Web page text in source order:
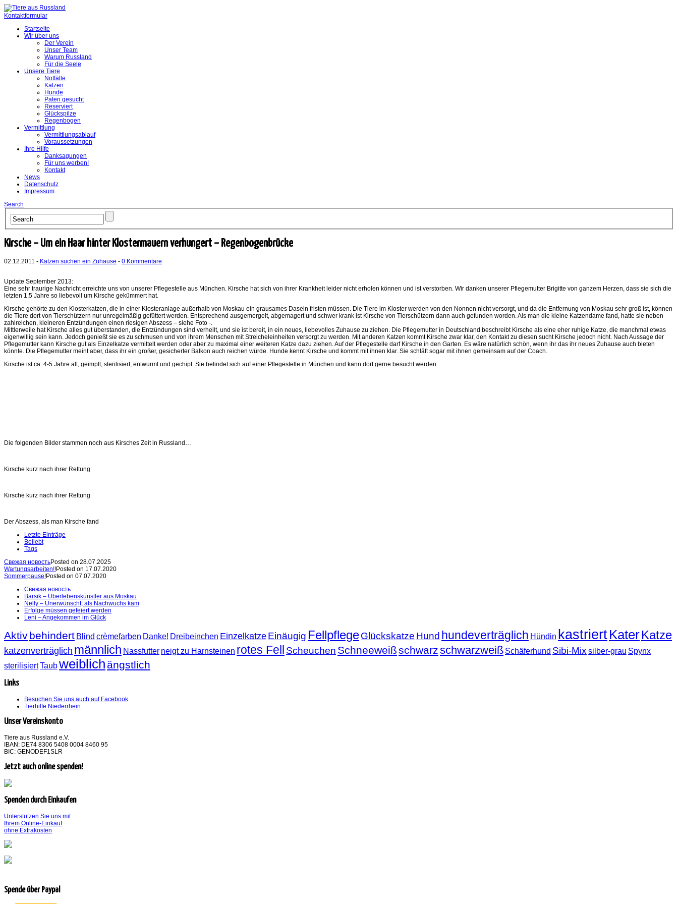
Kontaktformular
Startseite
Wir über uns
Der Verein
Unser Team
Warum Russland
Für die Seele
Unsere Tiere
Notfälle
Katzen
Hunde
Paten gesucht
Reserviert
Glückspilze
Regenbogen
Vermittlung
Vermittlungsablauf
Voraussetzungen
Ihre Hilfe
Danksagungen
Für uns werben!
Kontakt
News
Datenschutz
Impressum
Search
Kirsche – Um ein Haar hinter Klostermauern verhungert – Regenbogenbrücke
02.12.2011 - Katzen suchen ein Zuhause - 0 Kommentare
Update September 2013:
Eine sehr traurige Nachricht erreichte uns von unserer Pflegestelle aus München. Kirsche hat sich von ihrer Krankheit leider nicht erholen können und ist verstorben. Wir danken unserer Pflegemutter Brigitte von ganzem Herzen, dass sie sich die
letzten 1,5 Jahre so liebevoll um Kirsche gekümmert hat.
Kirsche gehörte zu den Klosterkatzen, die in einer Klosteranlage außerhalb von Moskau ein grausames Dasein fristen müssen. Die Tiere im Kloster werden von den Nonnen nicht versorgt, und da die Entfernung von Moskau sehr groß ist, können
die Tiere dort von Tierschützern nur unregelmäßig gefüttert werden. Entsprechend ausgemergelt, abgemagert und schwer krank ist Kirsche von Tierschützern dann auch gefunden worden. Als man die kleine Katzendame fand, hatte sie neben
zahlreichen, kleineren Entzündungen einen riesigen Abszess – siehe Foto -.
Mittlerweile hat Kirsche alles gut überstanden, die Entzündungen sind verheilt, und sie ist bereit, in ein neues, liebevolles Zuhause zu ziehen. Die Pflegemutter in Deutschland beschreibt Kirsche als eine eher ruhige Katze, die manchmal etwas
eigenwillig sein kann. Jedoch genießt sie es zu schmusen und von ihrem Menschen mit Streicheleinheiten versorgt zu werden. Mit anderen Katzen kommt Kirsche zwar klar, den Kontakt zu diesen sucht Kirsche jedoch nicht. Nach Aussage der
Pflegemutter kann Kirsche gut als Einzelkatze vermittelt werden oder aber zu maximal einer weiteren Katze dazu ziehen. Auf der Pflegestelle darf Kirsche in den Garten. Es wäre natürlich schön, wenn ihr das ihr neues Zuhause auch bieten
könnte. Die Pflegemutter meint aber, dass ihr ein großer, gesicherter Balkon auch reichen würde. Hunde kennt Kirsche und kommt mit ihnen klar. Sie schläft sogar mit ihnen gemeinsam auf der Coach.
Kirsche ist ca. 4-5 Jahre alt, geimpft, sterilisiert, entwurmt und gechipt. Sie befindet sich auf einer Pflegestelle in München und kann dort gerne besucht werden
Die folgenden Bilder stammen noch aus Kirsches Zeit in Russland…
Kirsche kurz nach ihrer Rettung
Kirsche kurz nach ihrer Rettung
Der Abszess, als man Kirsche fand
Letzte Einträge
Beliebt
Tags
Свежая новостьPosted on 28.07.2025
Wartungsarbeiten!!Posted on 17.07.2020
Sommerpause!Posted on 07.07.2020
Свежая новость
Barsik – Überlebenskünstler aus Moskau
Nelly – Unerwünscht, als Nachwuchs kam
Erfolge müssen gefeiert werden
Leni – Angekommen im Glück
Aktivbehindert Blind crèmefarben Danke! Dreibeinchen Einzelkatze Einäugig FellpflegeGlückskatze Hund hundeverträglich Hündin kastriertKaterKatze
katzenverträglich männlich Nassfutter neigt zu Harnsteinen rotes Fell Scheuchen Schneeweißschwarzschwarzweiß Schäferhund Sibi-Mix silber-grau Spynx
sterilisiertTaubweiblich ängstlich
Links
Besuchen Sie uns auch auf Facebook
Tierhilfe Niederrhein
Unser Vereinskonto
Tiere aus Russland e.V.
IBAN: DE74 8306 5408 0004 8460 95
BIC: GENODEF1SLR
Jetzt auch online spenden!
Spenden durch Einkaufen
Unterstützen Sie uns mit
Ihrem Online-Einkauf
ohne Extrakosten
Spende über Paypal